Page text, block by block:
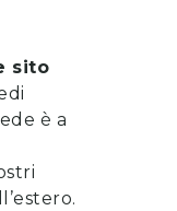
sito
è a